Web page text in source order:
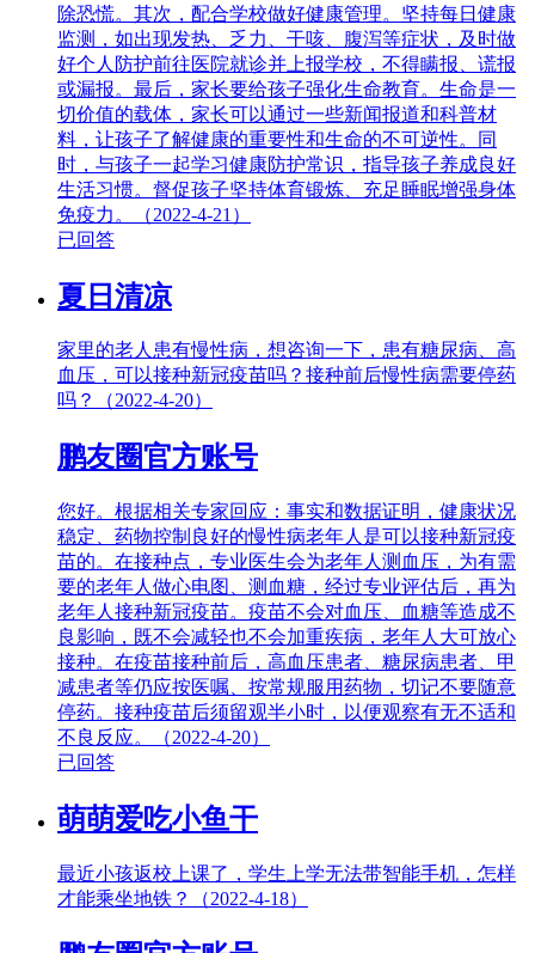
除恐慌。其次，配合学校做好健康管理。坚持每日健康
监测，如出现发热、乏力、干咳、腹泻等症状，及时做
好个人防护前往医院就诊并上报学校，不得瞒报、谎报
或漏报。最后，家长要给孩子强化生命教育。生命是一
切价值的载体，家长可以通过一些新闻报道和科普材
料，让孩子了解健康的重要性和生命的不可逆性。同
时，与孩子一起学习健康防护常识，指导孩子养成良好
生活习惯。督促孩子坚持体育锻炼、充足睡眠增强身体
免疫力。（2022-4-21）
已回答
夏日清凉
家里的老人患有慢性病，想咨询一下，患有糖尿病、高
血压，可以接种新冠疫苗吗？接种前后慢性病需要停药
吗？（2022-4-20）
鹏友圈官方账号
您好。根据相关专家回应：事实和数据证明，健康状况
稳定、药物控制良好的慢性病老年人是可以接种新冠疫
苗的。在接种点，专业医生会为老年人测血压，为有需
要的老年人做心电图、测血糖，经过专业评估后，再为
老年人接种新冠疫苗。疫苗不会对血压、血糖等造成不
良影响，既不会减轻也不会加重疾病，老年人大可放心
接种。在疫苗接种前后，高血压患者、糖尿病患者、甲
减患者等仍应按医嘱、按常规服用药物，切记不要随意
停药。接种疫苗后须留观半小时，以便观察有无不适和
不良反应。（2022-4-20）
已回答
萌萌爱吃小鱼干
最近小孩返校上课了，学生上学无法带智能手机，怎样
才能乘坐地铁？（2022-4-18）